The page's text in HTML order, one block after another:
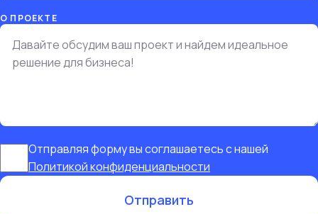
О ПРОЕКТЕ
Отправляя форму вы соглашаетесь с нашей
Политикой конфиденциальности
Отправить